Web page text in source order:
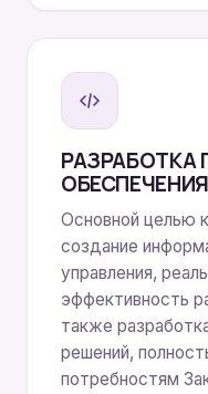
ОБЕСПЕЧЕНИЯ
Основной целью
создание
управления,
эффективность
также
решений,
потребностям